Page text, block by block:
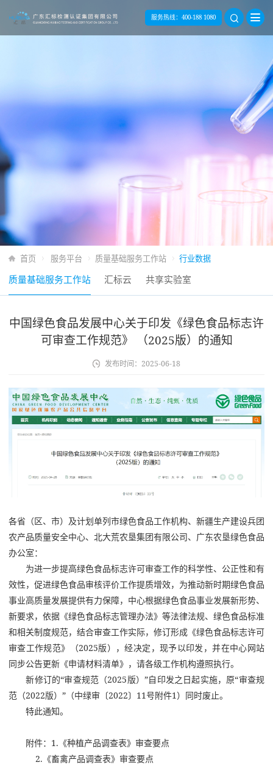
服务热线： 400-188 1080
首页 服务平台 质量基础服务工作站 行业数据
质量基础服务工作站 汇标云 共享实验室
中国绿色食品发展中心关于印发《绿色食品标志许
可审查工作规范》 （2025版）的通知
发布时间： 2025-06-18
各省（区、市）及计划单列市绿色食品工作机构、新疆生产建设兵团
农产品质量安全中心、北大荒农垦集团有限公司、广东农垦绿色食品
办公室：
为进一步提高绿色食品标志许可审查工作的科学性、公正性和有
效性，促进绿色食品审核评价工作提质增效，为推动新时期绿色食品
事业高质量发展提供有力保障，中心根据绿色食品事业发展新形势、
新要求，依据《绿色食品标志管理办法》等法律法规、绿色食品标准
和相关制度规范，结合审查工作实际，修订形成《绿色食品标志许可
审查工作规范》（2025版），经决定，现予以印发，并在中心网站
同步公告更新《申请材料清单》，请各级工作机构遵照执行。
新修订的“审查规范（2025版）”自印发之日起实施，原“审查规
范（2022版）”（中绿审〔2022〕11号附件1）同时废止。
特此通知。
附件：1.《种植产品调查表》审查要点
2.《畜禽产品调查表》审查要点